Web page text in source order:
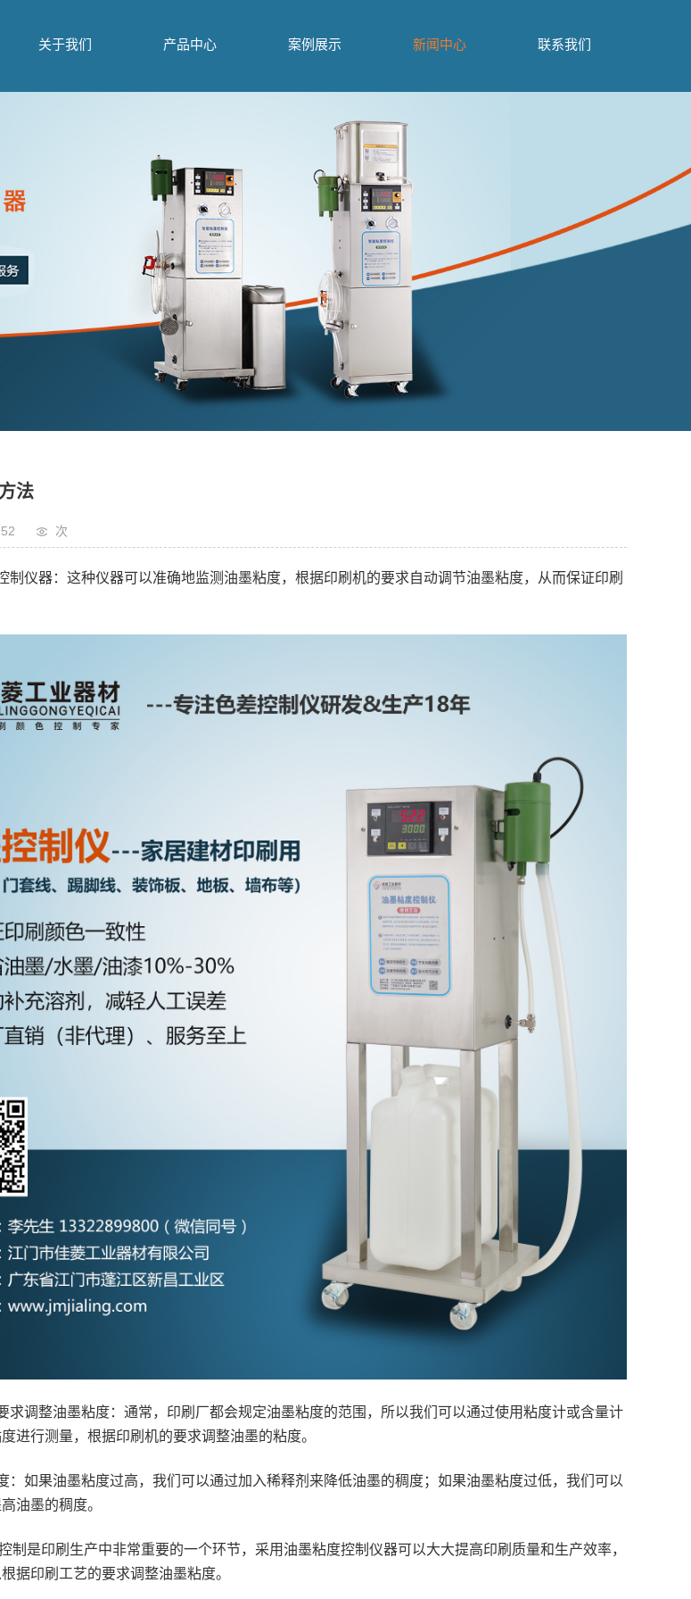
Permission denied in /home/jlgypj7l9gly/wwwroot/source/model/api.class.php on line 217
关于我们 产品中心 案例展示 新闻中心 联系我们
法
次
制仪器：这种仪器可以准确地监测油墨粘度，根据印刷机的要求自动调节油墨粘度，从而保证印刷
求调整油墨粘度：通常，印刷厂都会规定油墨粘度的范围，所以我们可以通过使用粘度计或含量计
进行测量，根据印刷机的要求调整油墨的粘度。
：如果油墨粘度过高，我们可以通过加入稀释剂来降低油墨的稠度；如果油墨粘度过低，我们可以
油墨的稠度。
制是印刷生产中非常重要的一个环节，采用油墨粘度控制仪器可以大大提高印刷质量和生产效率，
据印刷工艺的要求调整油墨粘度。